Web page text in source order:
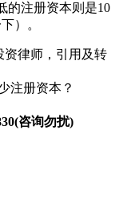
的注册资本则是10
）。
资律师，引用及转
注册资本？
咨询勿扰)